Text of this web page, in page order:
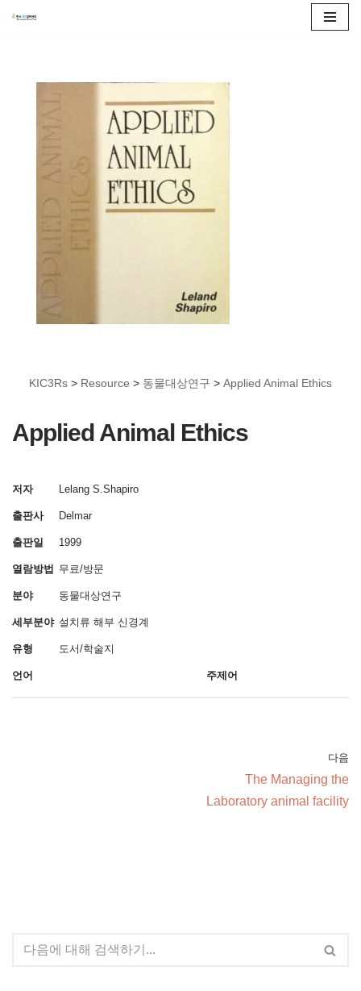
KIC3Rs > Resource > 동물대상연구 > Applied Animal Ethics
Applied Animal Ethics
저자 Lelang S.Shapiro
출판사 Delmar
출판일 1999
열람방법 무료/방문
분야 동물대상연구
세부분야 설치류 해부 신경계
유형 도서/학술지
언어 주제어
다음
The Managing the
Laboratory animal facility